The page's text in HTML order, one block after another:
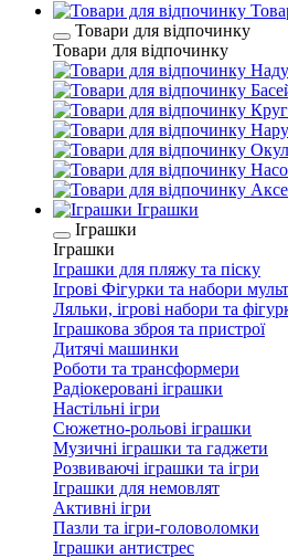
Товари для відпочинку
Товари для відпочинку
Іграшки
Іграшки
Іграшки
Іграшки для пляжу та піску
Ігрові Фігурки та набори
Ляльки, ігрові набори та
Іграшкова зброя та пристрої
Дитячі машинки
Роботи та трансформери
Радіокеровані іграшки
Настільні ігри
Сюжетно-рольові іграшки
Музичні іграшки та гаджети
Розвиваючі іграшки та ігри
Іграшки для немовлят
Активні ігри
Пазли та ігри-головоломки
Іграшки антистрес